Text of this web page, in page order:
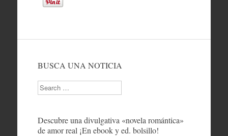
BUSCA UNA NOTICIA
Search
Descubre una divulgativa «novela romántica»
de amor real ¡En ebook y ed. bolsillo!